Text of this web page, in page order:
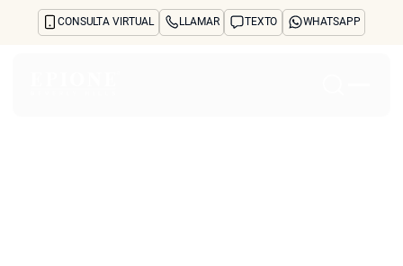
CONSULTA VIRTUAL LLAMAR TEXTO WHATSAPP